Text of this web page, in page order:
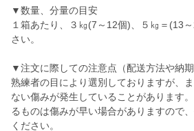
▼数量、分量の目安
１箱あたり、３㎏(7～12個)、５㎏＝(13
さい。
▼注文に際しての注意点（配送方法や納期
熟練者の目により選別しておりますが、
ない傷みが発生していることがあります
るものは傷みが早い場合がありますので
ください。